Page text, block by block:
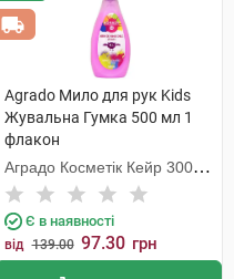
Agrado Мило для рук Kids
Жувальна Гумка 500 мл 1
флакон
Аградо Косметік Кейр 3000
С.Л.У.
Є в наявності
від 139.00 97.30 грн